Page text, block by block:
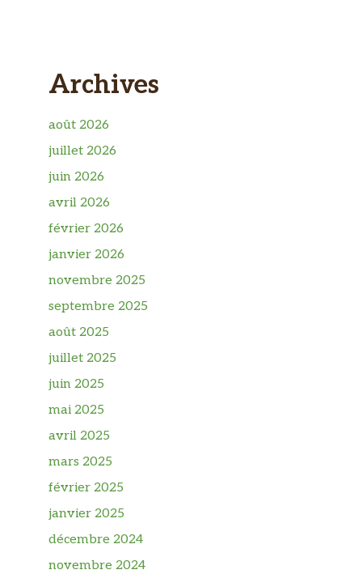
Archives
août 2026
juillet 2026
juin 2026
avril 2026
février 2026
janvier 2026
novembre 2025
septembre 2025
août 2025
juillet 2025
juin 2025
mai 2025
avril 2025
mars 2025
février 2025
janvier 2025
décembre 2024
novembre 2024